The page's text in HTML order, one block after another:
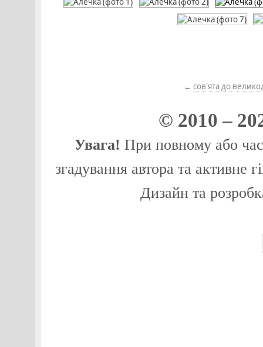
← сов'ята до
© 2010 –
Увага! При повному або
згадування автора та активне
Дизайн та